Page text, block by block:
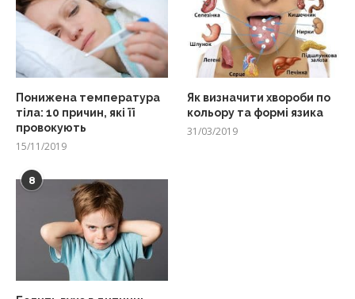
Понижена температура
тіла: 10 причин, які її
провокують
15/11/2019
Як визначити хвороби по
кольору та формі язика
31/03/2019
8